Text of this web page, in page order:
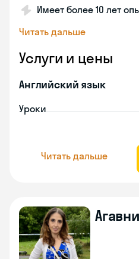
Имеет более 10 лет
Читать дальше
Услуги и цены
Английский язык
Уроки
Читать дальше
Агавни